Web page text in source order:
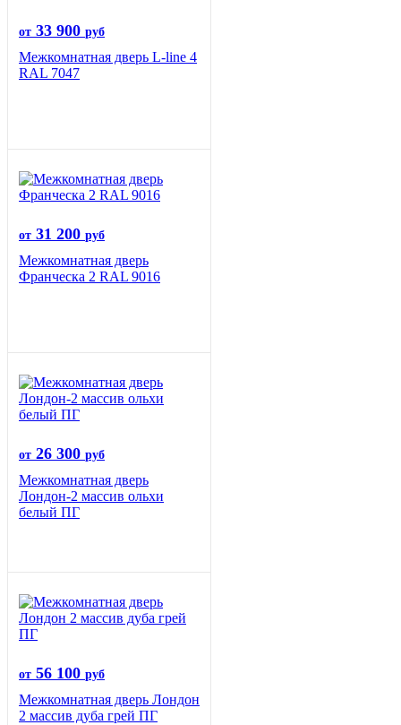
от 33 900 руб
Межкомнатная дверь L-line 4
RAL 7047
от 31 200 руб
Межкомнатная дверь
Франческа 2 RAL 9016
от 26 300 руб
Межкомнатная дверь
Лондон-2 массив ольхи
белый ПГ
от 56 100 руб
Межкомнатная дверь Лондон
2 массив дуба грей ПГ